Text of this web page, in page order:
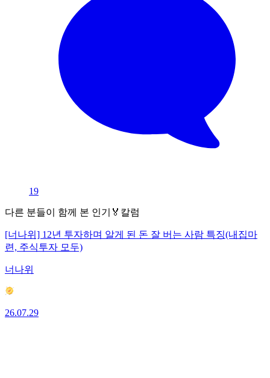
19
다른 분들이 함께 본 인기🏅칼럼
[너나위] 12년 투자하며 알게 된 돈 잘 버는 사람 특징(내집마
련, 주식투자 모두)
너나위
26.07.29